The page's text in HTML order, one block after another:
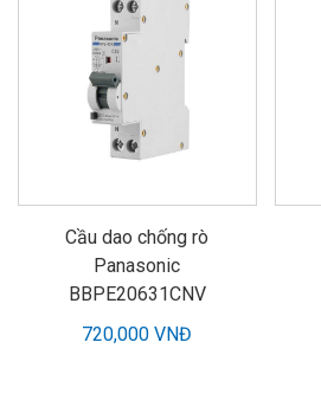
Cầu dao chống rò
Panasonic
BBPE20631CNV
720,000 VNĐ